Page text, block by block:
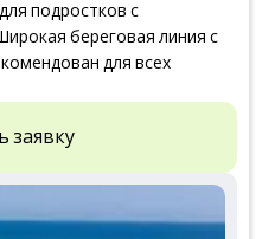
подростков с
береговая линия с
для всех
заявку